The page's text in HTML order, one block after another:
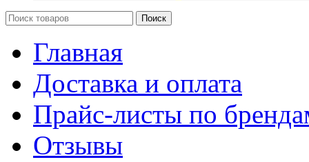
Поиск
Главная
Доставка и оплата
Прайс-листы по
Отзывы